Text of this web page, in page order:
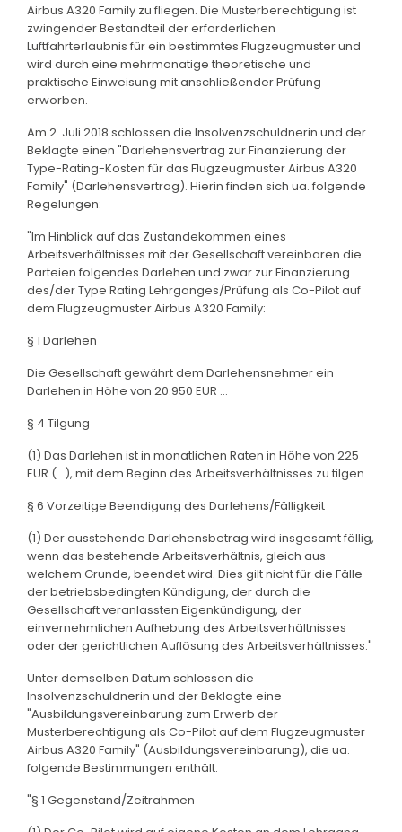
Airbus A320 Family zu fliegen. Die Musterberechtigung ist
zwingender Bestandteil der erforderlichen
Luftfahrterlaubnis für ein bestimmtes Flugzeugmuster und
wird durch eine mehrmonatige theoretische und
praktische Einweisung mit anschließender Prüfung
erworben.
Am 2. Juli 2018 schlossen die Insolvenzschuldnerin und der
Beklagte einen "Darlehensvertrag zur Finanzierung der
Type-Rating-Kosten für das Flugzeugmuster Airbus A320
Family" (Darlehensvertrag). Hierin finden sich ua. folgende
Regelungen:
"Im Hinblick auf das Zustandekommen eines
Arbeitsverhältnisses mit der Gesellschaft vereinbaren die
Parteien folgendes Darlehen und zwar zur Finanzierung
des/der Type Rating Lehrganges/Prüfung als Co-Pilot auf
dem Flugzeugmuster Airbus A320 Family:
§ 1 Darlehen
Die Gesellschaft gewährt dem Darlehensnehmer ein
Darlehen in Höhe von 20.950 EUR ...
§ 4 Tilgung
(1) Das Darlehen ist in monatlichen Raten in Höhe von 225
EUR (...), mit dem Beginn des Arbeitsverhältnisses zu tilgen ...
§ 6 Vorzeitige Beendigung des Darlehens/Fälligkeit
(1) Der ausstehende Darlehensbetrag wird insgesamt fällig,
wenn das bestehende Arbeitsverhältnis, gleich aus
welchem Grunde, beendet wird. Dies gilt nicht für die Fälle
der betriebsbedingten Kündigung, der durch die
Gesellschaft veranlassten Eigenkündigung, der
einvernehmlichen Aufhebung des Arbeitsverhältnisses
oder der gerichtlichen Auflösung des Arbeitsverhältnisses."
Unter demselben Datum schlossen die
Insolvenzschuldnerin und der Beklagte eine
"Ausbildungsvereinbarung zum Erwerb der
Musterberechtigung als Co-Pilot auf dem Flugzeugmuster
Airbus A320 Family" (Ausbildungsvereinbarung), die ua.
folgende Bestimmungen enthält:
"§ 1 Gegenstand/Zeitrahmen